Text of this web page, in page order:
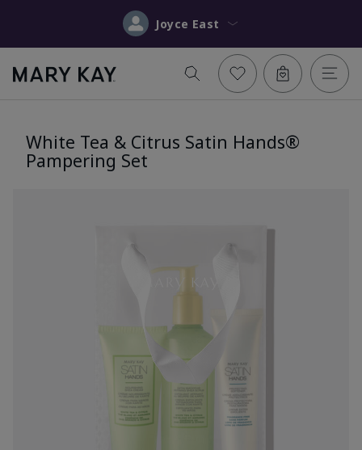
Joyce East
White Tea & Citrus Satin Hands®
Pampering Set